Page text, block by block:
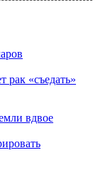
рак «съедать»
вдвое